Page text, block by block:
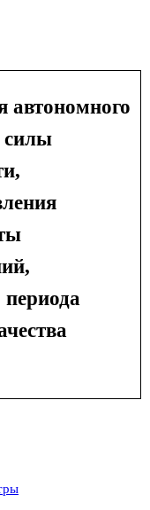
автономного
силы
периода